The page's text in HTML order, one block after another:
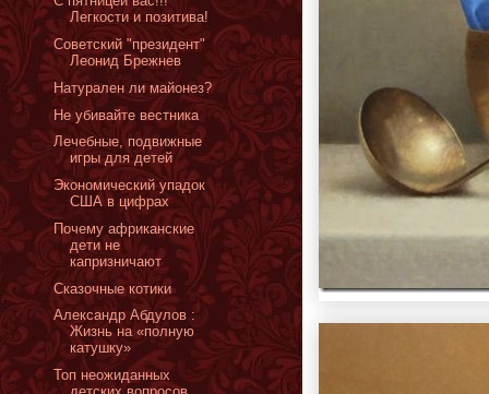
Легкости и позитива!
Cоветский "президент"
Леонид Брежнев
Натурален ли майонез?
Не убивайте вестника
Лечебные, подвижные
игры для детей
Экономический упадок
США в цифрах
Почему африканские
дети не
капризничают
Сказочные котики
Александр Абдулов :
Жизнь на «полную
катушку»
Топ неожиданных